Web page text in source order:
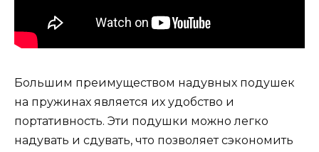
Большим преимуществом надувных подушек
на пружинах является их удобство и
портативность. Эти подушки можно легко
надувать и сдувать, что позволяет сэкономить